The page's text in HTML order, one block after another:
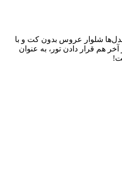
شلوار عروس بدون کت و با
هم قرار دادن تور، به عنوان